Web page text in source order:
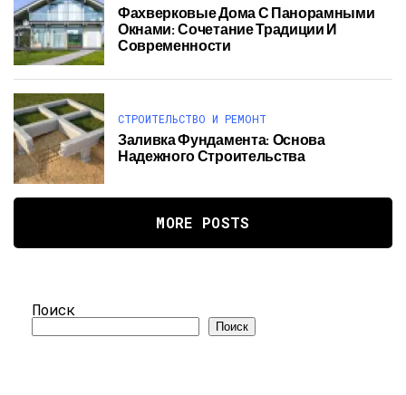
Фахверковые Дома С Панорамными
Окнами: Сочетание Традиции И
Современности
СТРОИТЕЛЬСТВО И РЕМОНТ
Заливка Фундамента: Основа
Надежного Строительства
MORE POSTS
Поиск
Поиск